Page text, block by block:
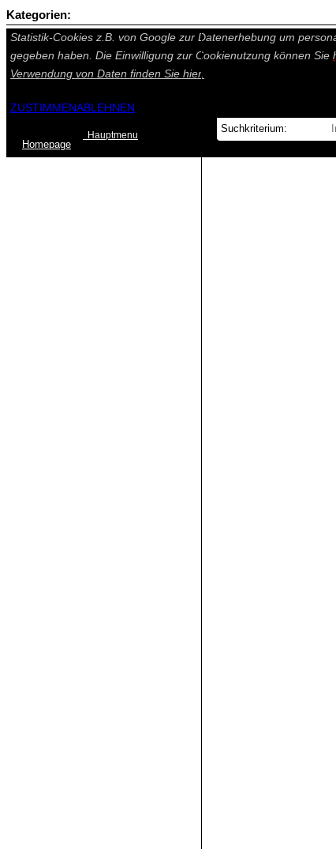
Auf dieser Seite werden technisch notwendige Cookies
Statistik-Cookies z.B. von Google zur Datenerhebung um
gegeben haben. Die Einwilligung zur Cookienutzung können Sie
Verwendung von Daten finden Sie hier.
ZUSTIMMENABLEHNEN
Homepage
Hauptmenu
Kategorien: